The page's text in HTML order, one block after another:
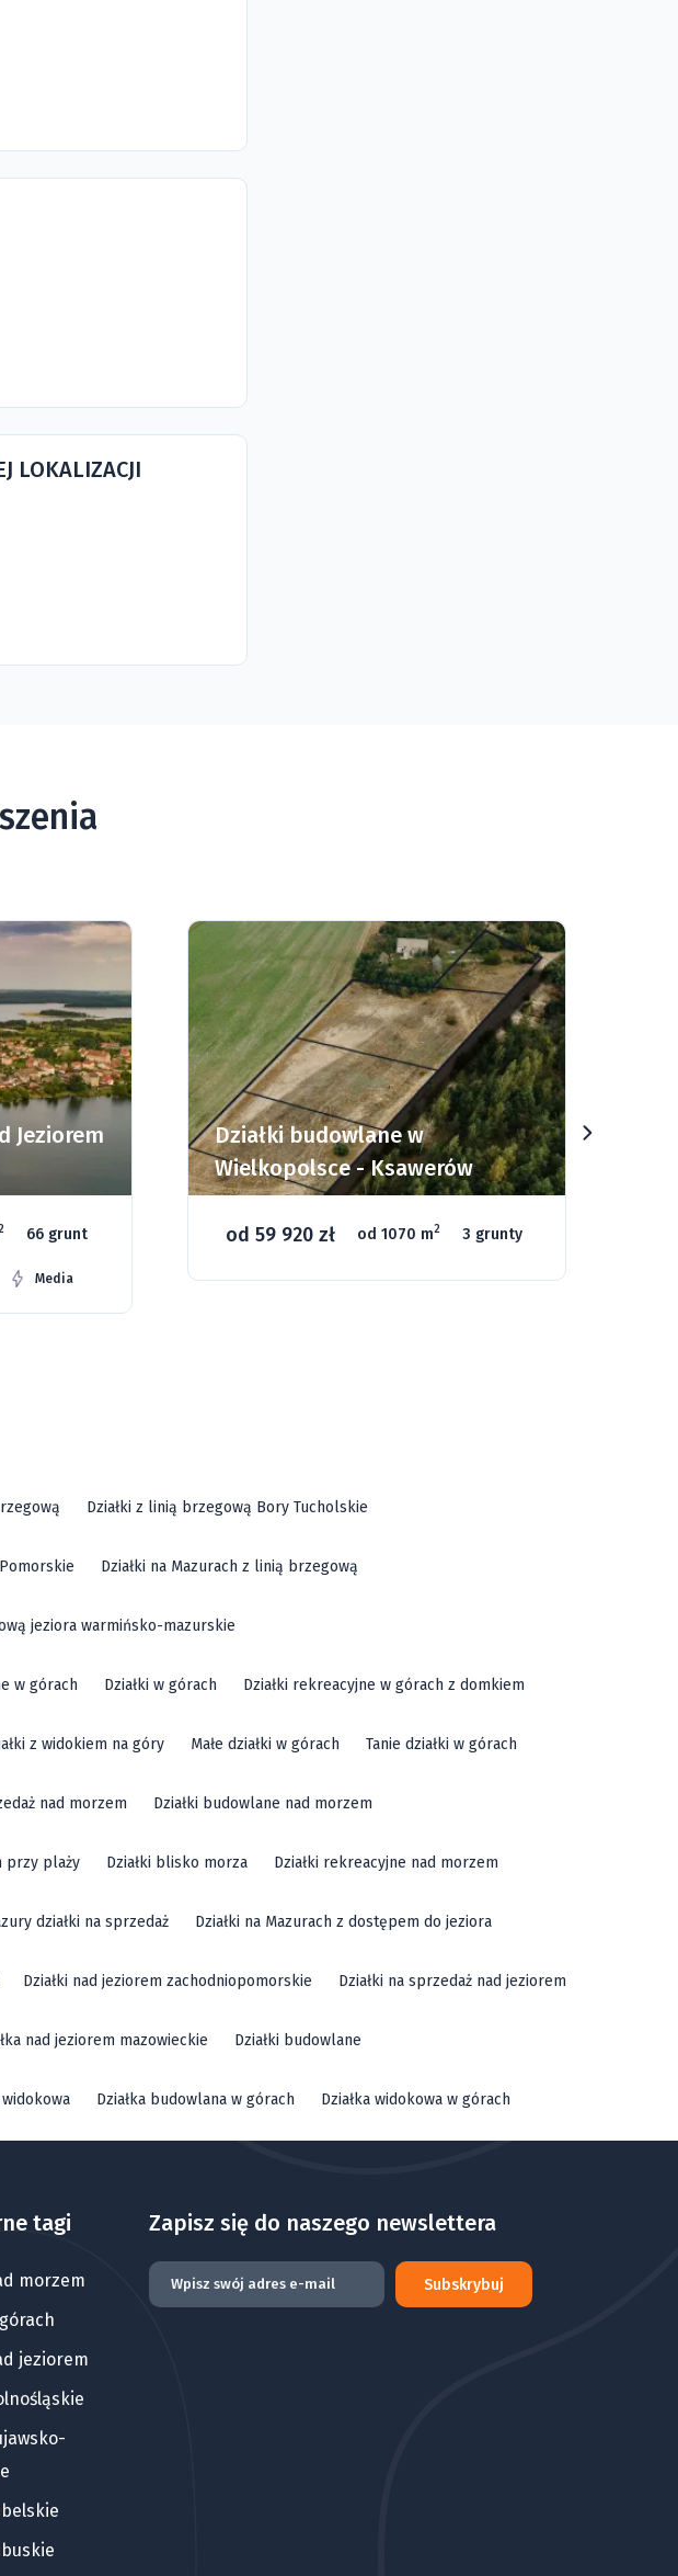
LOKALIZACJI
Jeziorem
66 grunt
Media
Działki budowlane w
Wielkopolsce - Ksawerów
od 59 920 zł od 1070 m2 3 grunty
Działki z linią brzegową Bory Tucholskie
Działki na Mazurach z linią brzegową
jeziora warmińsko-mazurskie
w górach Działki w górach Działki rekreacyjne w górach z domkiem
z widokiem na góry Małe działki w górach Tanie działki w górach
nad morzem Działki budowlane nad morzem
przy plaży Działki blisko morza Działki rekreacyjne nad morzem
działki na sprzedaż Działki na Mazurach z dostępem do jeziora
Działki nad jeziorem zachodniopomorskie Działki na sprzedaż nad jeziorem
nad jeziorem mazowieckie Działki budowlane
widokowa Działka budowlana w górach Działka widokowa w górach
tagi
morzem
jeziorem
Zapisz się do naszego newslettera
Subskrybuj